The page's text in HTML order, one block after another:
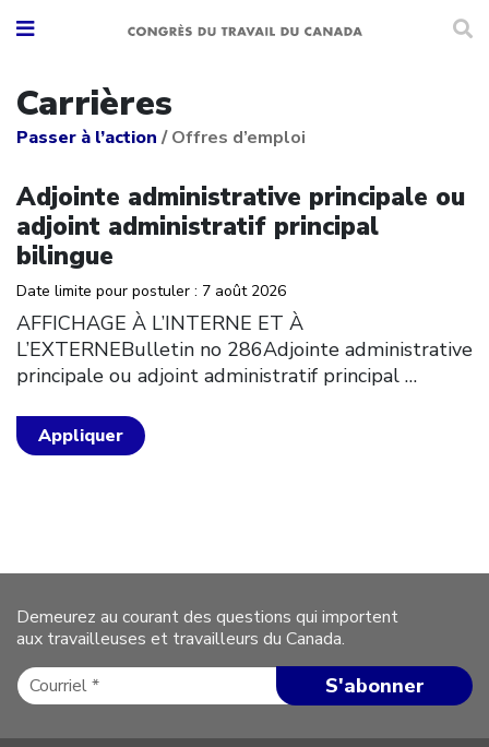
Carrières
Passer à l’action /Offres d’emploi
Adjointe administrative principale ou
adjoint administratif principal
bilingue
Date limite pour postuler : 7 août 2026
AFFICHAGE À L’INTERNE ET À
L’EXTERNEBulletin no 286Adjointe administrative
principale ou adjoint administratif principal …
Appliquer
Demeurez au courant des questions qui importent
aux travailleuses et travailleurs du Canada.